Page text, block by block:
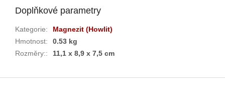
Doplňkové parametry
Kategorie:
Magnezit (Howlit)
Hmotnost:
0.53 kg
Rozměry:: 11,1 x 8,9 x 7,5 cm